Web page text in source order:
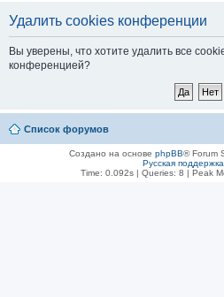
Удалить cookies конференции
Вы уверены, что хотите удалить все
конференцией?
Список форумов
Создано на основе phpBB® Forum
Русская
Time: 0.092s| Queries: 8 | Peak